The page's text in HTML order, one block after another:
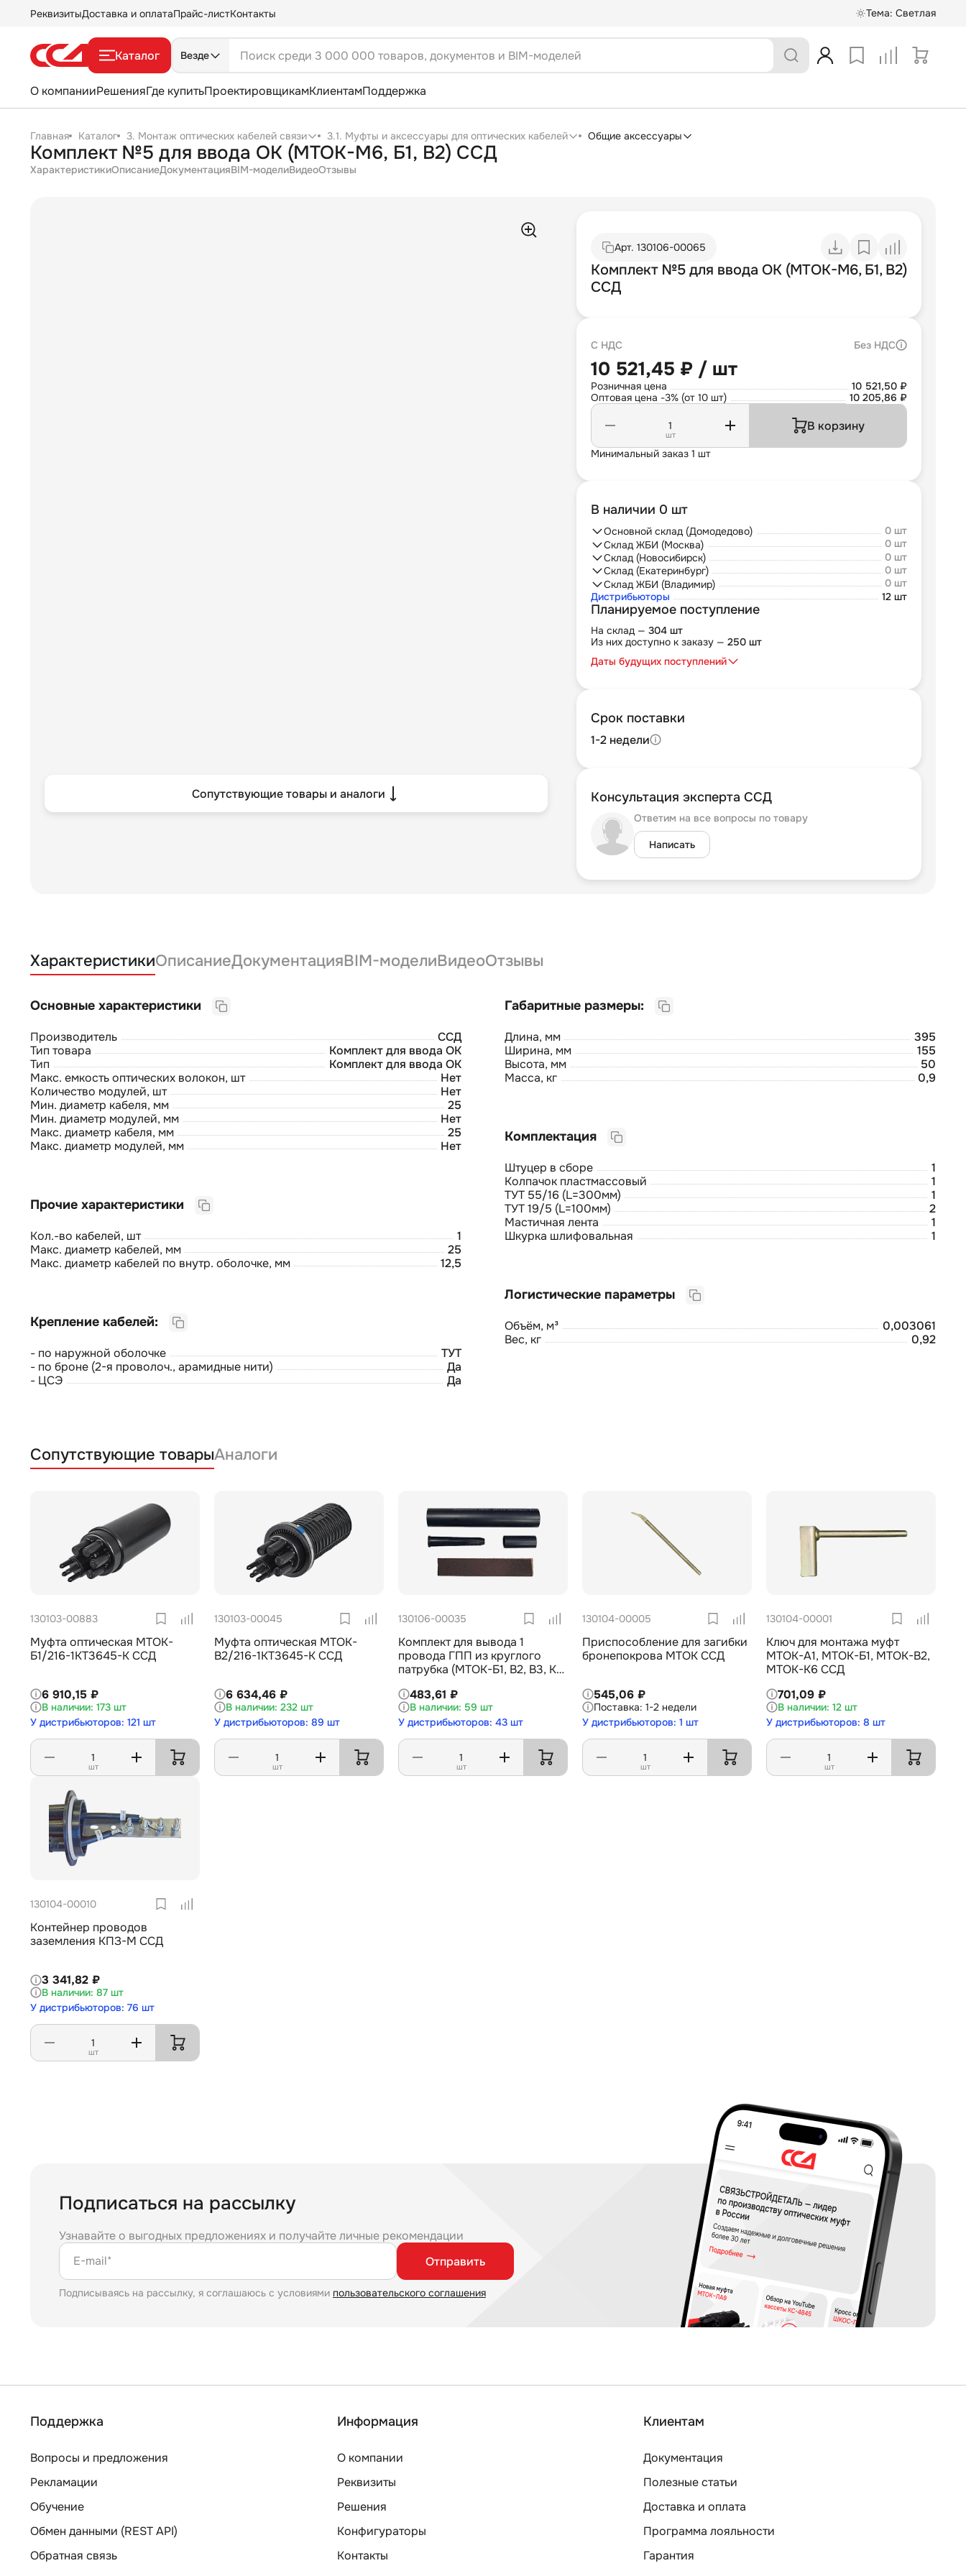
РеквизитыДоставка и оплатаПрайс-листКонтакты Тема: Светлая
Каталог Везде
О компанииРешенияГде купитьПроектировщикамКлиентамПоддержка
Главная Каталог 3. Монтаж оптических кабелей связи 3.1. Муфты и аксессуары для оптических кабелей Общие аксессуары
Комплект №5 для ввода ОК (МТОК-М6, Б1, В2) ССД
ХарактеристикиОписаниеДокументацияBIM-моделиВидеоОтзывы
Сопутствующие товары и аналоги
Арт. 130106-00065
Комплект №5 для ввода ОК (МТОК-М6, Б1, В2)
ССД
С НДС Без НДС
10 521,45 ₽ / шт
Розничная цена
10 521,50 ₽
Оптовая цена -3% (от 10 шт)
10 205,86 ₽
шт
В корзину
Минимальный заказ 1 шт
В наличии 0 шт
Основной склад (Домодедово)
0 шт
Склад ЖБИ (Москва)
0 шт
Склад (Новосибирск)
0 шт
Склад (Екатеринбург)
0 шт
Склад ЖБИ (Владимир)
0 шт
Дистрибьюторы
12 шт
Планируемое поступление
На склад — 304 шт
Из них доступно к заказу — 250 шт
Даты будущих поступлений
Срок поставки
1-2 недели
Консультация эксперта ССД
Ответим на все вопросы по товару
Написать
ХарактеристикиОписаниеДокументацияBIM-моделиВидеоОтзывы
Производитель
ССД
Тип товара
Комплект для ввода ОК
Тип
Комплект для ввода ОК
Макс. емкость оптических волокон, шт
Нет
Количество модулей, шт
Нет
Мин. диаметр кабеля, мм
25
Мин. диаметр модулей, мм
Нет
Макс. диаметр кабеля, мм
25
Макс. диаметр модулей, мм
Нет
Кол.-во кабелей, шт
1
Макс. диаметр кабелей, мм
25
Макс. диаметр кабелей по внутр. оболочке, мм
12,5
- по наружной оболочке
ТУТ
- по броне (2-я проволоч., арамидные нити)
Да
- ЦСЭ
Да
Длина, мм
395
Ширина, мм
155
Высота, мм
50
Масса, кг
0,9
Штуцер в сборе
1
Колпачок пластмассовый
1
ТУТ 55/16 (L=300мм)
1
ТУТ 19/5 (L=100мм)
2
Мастичная лента
1
Шкурка шлифовальная
1
Объём, м³
0,003061
Вес, кг
0,92
Сопутствующие товарыАналоги
130103-00883
Муфта оптическая МТОК-
Б1/216-1КТ3645-К ССД
6 910,15 ₽
173 шт
У дистрибьюторов: 121 шт
шт
130103-00045
Муфта оптическая МТОК-
В2/216-1КТ3645-К ССД
6 634,46 ₽
232 шт
У дистрибьюторов: 89 шт
шт
130106-00035
Комплект для вывода 1
провода ГПП из круглого
патрубка (МТОК-Б1, В2, В3, К6,
483,61 ₽
59 шт
У дистрибьюторов: 43 шт
шт
130104-00005
Приспособление для загибки
бронепокрова МТОК ССД
545,06 ₽
1-2 недели
У дистрибьюторов: 1 шт
шт
130104-00001
Ключ для монтажа муфт
МТОК-А1, МТОК-Б1, МТОК-В2,
МТОК-К6 ССД
701,09 ₽
12 шт
У дистрибьюторов: 8 шт
шт
130104-00010
Контейнер проводов
заземления КПЗ-М ССД
3 341,82 ₽
87 шт
У дистрибьюторов: 76 шт
шт
Подписаться на рассылку
Узнавайте о выгодных предложениях и получайте личные рекомендации
E-mail*
Отправить
Подписываясь на рассылку, я соглашаюсь с условиями пользовательского соглашения
Поддержка
Вопросы и предложения
Рекламации
Обучение
Обмен данными (REST API)
Обратная связь
Информация
О компании
Реквизиты
Решения
Конфигураторы
Контакты
Клиентам
Документация
Полезные статьи
Доставка и оплата
Программа лояльности
Гарантия